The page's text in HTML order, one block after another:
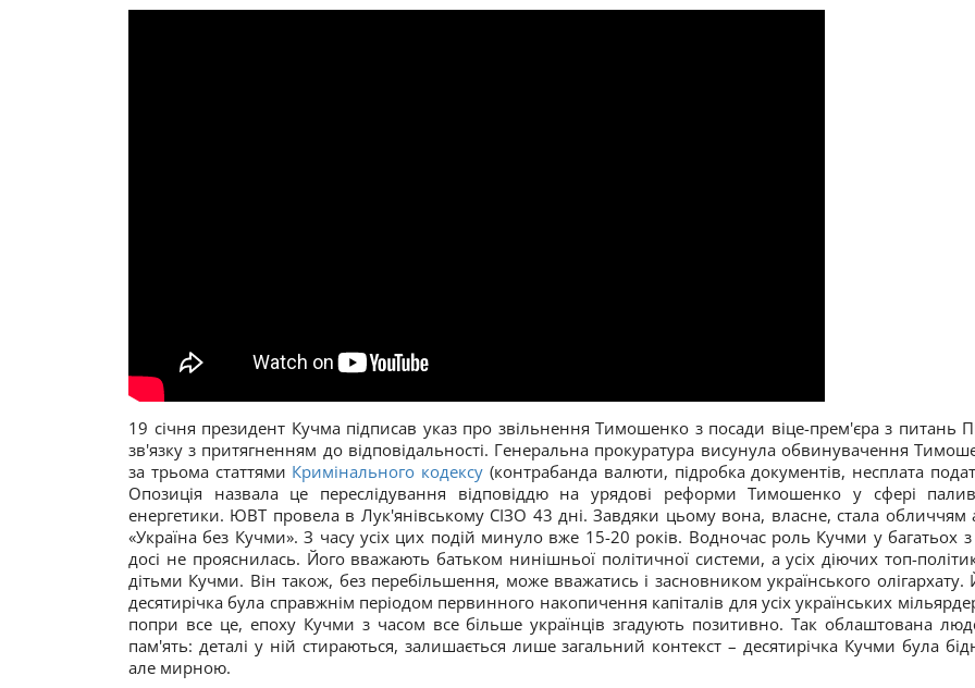
19 січня президент Кучма підписав указ про звільнення Тимошенко з посади віце-прем'єра з питань
зв'язку з притягненням до відповідальності. Генеральна прокуратура висунула обвинувачення
за трьома статтями Кримінального кодексу (контрабанда валюти, підробка документів, несплата
Опозиція назвала це переслідування відповіддю на урядові реформи Тимошенко у сфері
енергетики. ЮВТ провела в Лук'янівському СІЗО 43 дні. Завдяки цьому вона, власне, стала обличчям
«Україна без Кучми». З часу усіх цих подій минуло вже 15-20 років. Водночас роль Кучми у багатьох
досі не прояснилась. Його вважають батьком нинішньої політичної системи, а усіх діючих топ-
дітьми Кучми. Він також, без перебільшення, може вважатись і засновником українського олігархату.
десятирічка була справжнім періодом первинного накопичення капіталів для усіх українських
попри все це, епоху Кучми з часом все більше українців згадують позитивно. Так облаштована
пам'ять: деталі у ній стираються, залишається лише загальний контекст – десятирічка Кучми була
але мирною.